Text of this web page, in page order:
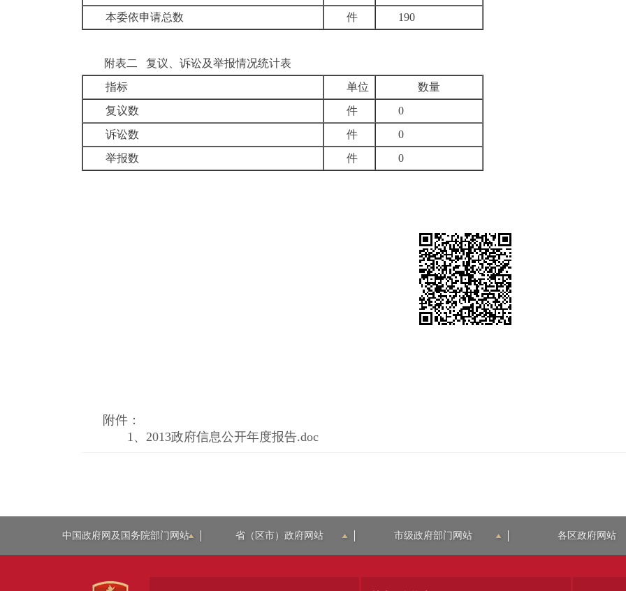
本委依申请总数
件 190
附表二
复议、诉讼及举报情况统计表
指标
单位
数量
复议数
件
0
诉讼数
件
0
举报数
件 0
附件：
1、 2013政府信息公开年度报告.doc
中国政府网及国务院部门网站 省（区市）政府网站 市级政府部门网站 各区政府网站